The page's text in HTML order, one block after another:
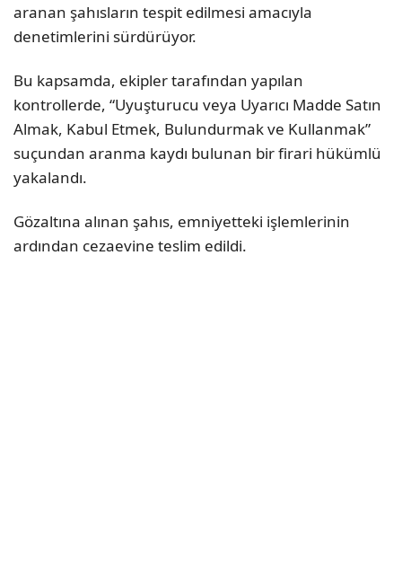
aranan şahısların tespit edilmesi amacıyla
denetimlerini sürdürüyor.
Bu kapsamda, ekipler tarafından yapılan
kontrollerde, “Uyuşturucu veya Uyarıcı Madde Satın
Almak, Kabul Etmek, Bulundurmak ve Kullanmak”
suçundan aranma kaydı bulunan bir firari hükümlü
yakalandı.
Gözaltına alınan şahıs, emniyetteki işlemlerinin
ardından cezaevine teslim edildi.